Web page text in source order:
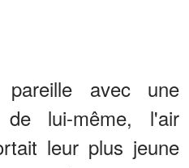
avec une
de lui-même, l'air
leur plus jeune